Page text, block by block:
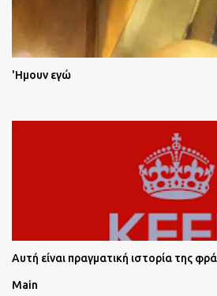
'Ημουν εγώ
Αυτή είναι πραγματική ιστορία της
Main